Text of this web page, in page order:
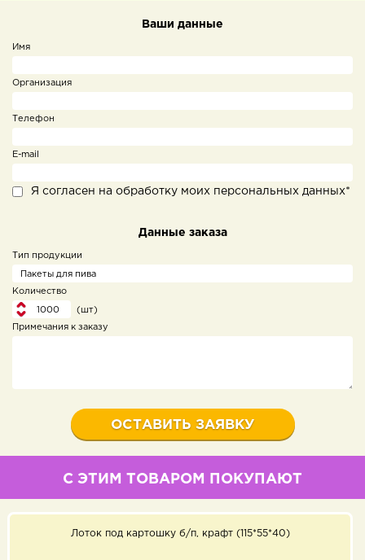
Ваши данные
Имя
Организация
Телефон
E-mail
Я согласен на обработку моих персональных данных*
Данные заказа
Тип продукции
Количество
(шт)
Примечания к заказу
С ЭТИМ ТОВАРОМ ПОКУПАЮТ
Лоток под картошку б/п, крафт (115*55*40)